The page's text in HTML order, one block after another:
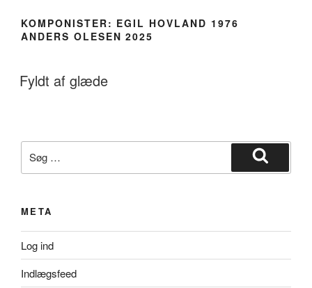
KOMPONISTER: EGIL HOVLAND 1976
ANDERS OLESEN 2025
Fyldt af glæde
efter:
Søg
META
Log ind
Indlægsfeed